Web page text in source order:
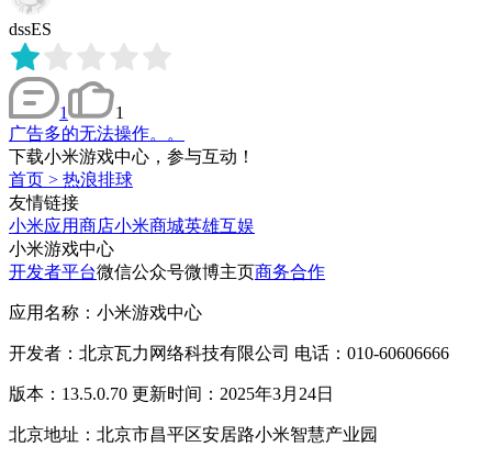
dssES
1
1
广告多的无法操作。。
下载小米游戏中心，参与互动！
首页 > 热浪排球
友情链接
小米应用商店小米商城英雄互娱
小米游戏中心
开发者平台微信公众号微博主页商务合作
应用名称：小米游戏中心
开发者：北京瓦力网络科技有限公司 电话：010-60606666
版本：13.5.0.70 更新时间：2025年3月24日
北京地址：北京市昌平区安居路小米智慧产业园